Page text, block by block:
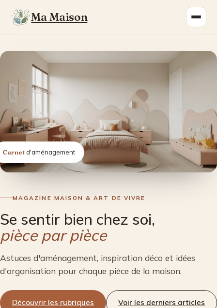
Ma Maison
MAGAZINE MAISON & ART DE VIVRE
Se sentir bien chez soi,
pièce par pièce
Astuces d'aménagement, inspiration déco et idées
d'organisation pour chaque pièce de la maison.
Découvrir les rubriques Voir les derniers articles
Carnetd'aménagement